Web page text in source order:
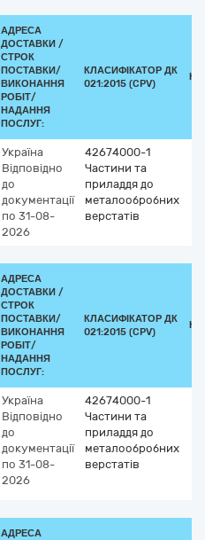
АДРЕСА
ДОСТАВКИ /
СТРОК
ПОСТАВКИ/
ВИКОНАННЯ
РОБІТ/
НАДАННЯ
ПОСЛУГ:
КЛАСИФІКАТОР ДК
021:2015 (CPV)
Україна
Відповідно
до
документації
по 31-08-
2026
42674000-1
Частини та
приладдя до
металообробних
верстатів
АДРЕСА
ДОСТАВКИ /
СТРОК
ПОСТАВКИ/
ВИКОНАННЯ
РОБІТ/
НАДАННЯ
ПОСЛУГ:
КЛАСИФІКАТОР ДК
021:2015 (CPV)
Україна
Відповідно
до
документації
по 31-08-
2026
42674000-1
Частини та
приладдя до
металообробних
верстатів
АДРЕСА